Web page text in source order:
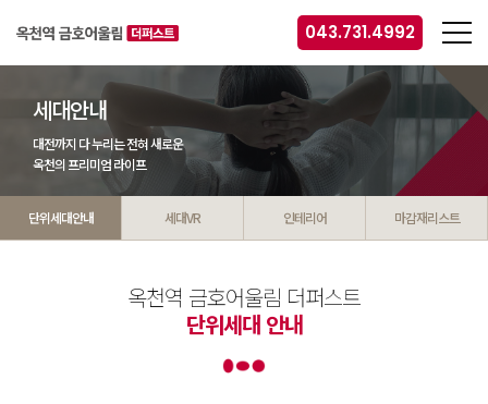
043.731.4992
세대안내
대전까지 다 누리는 전혀 새로운
옥천의 프리미엄 라이프
단위세대안내 세대VR 인테리어 마감재리스트
옥천역 금호어울림 더퍼스트
단위세대안내